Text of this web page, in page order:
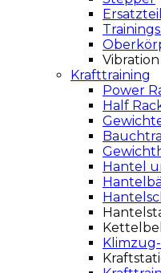
Krafttraining
Power
Half
Hantel